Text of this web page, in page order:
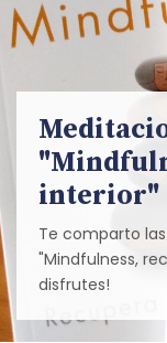
interior"
Te comparto
"Mindfulness,
disfrutes!